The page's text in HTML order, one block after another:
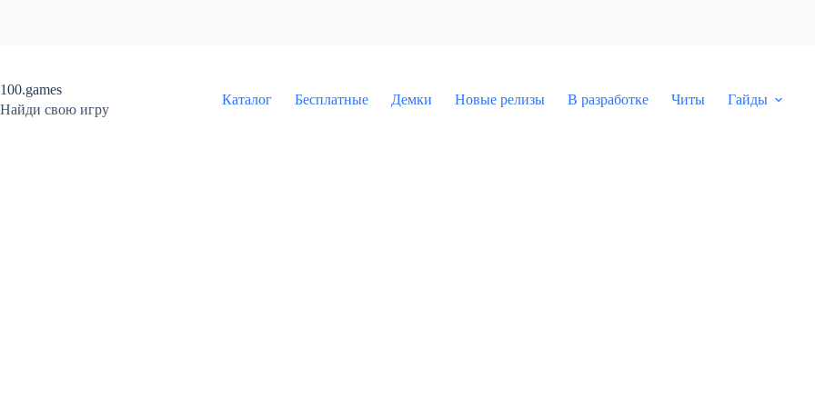
100.games
Найди свою игру
Каталог Бесплатные Демки Новые релизы В разработке Читы Гайды